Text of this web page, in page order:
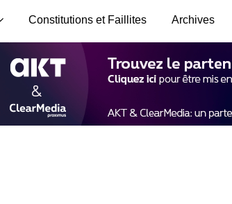
Constitutions et Faillites Archives